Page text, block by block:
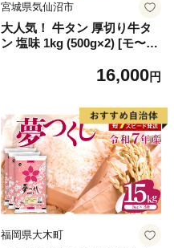
宮城県気仙沼市
大人気！ 牛タン 厚切り牛タ
ン 塩味 1kg (500g×2) [モ〜ラ
60] 肉 牛肉 精肉 牛たん 牛タ
厚切り タン
16,000円
福岡県大木町